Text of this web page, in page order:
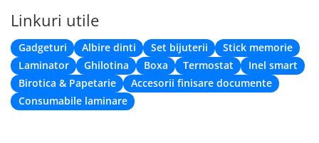
Linkuri utile
Gadgeturi Albire dinti Set bijuterii
Stick memorie
Laminator
Ghilotina Boxa Termostat
Inel smart
Birotica & Papetarie
Accesorii finisare documente
Consumabile laminare